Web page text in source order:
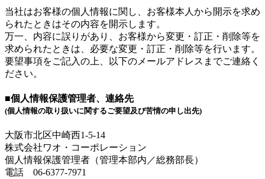
当社はお客様の個人情報に関し、お客様本人から開示を求め
られたときはその内容を開示します。
万一、内容に誤りがあり、お客様から変更・訂正・削除等を
求められたときは、必要な変更・訂正・削除等を行います。
要望事項をご記入の上、以下のメールアドレスまでご連絡く
ださい。
■個人情報保護管理者、連絡先
(個人情報の取り扱いに関するご要望及び苦情の申し出先)
大阪市北区中崎西1-5-14
株式会社ワオ・コーポレーション
個人情報保護管理者（管理本部内／総務部長）
電話 06-6377-7971